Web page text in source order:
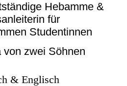
Hebamme &
für
Studentinnen
von zwei Söhnen
& Englisch